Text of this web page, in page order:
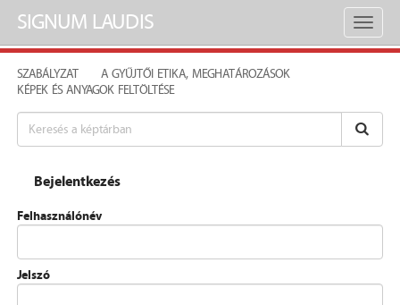
Toggle
SIGNUM LAUDIS
SZABÁLYZAT
A GYŰJTŐI ETIKA, MEGHATÁROZÁSOK
KÉPEK ÉS ANYAGOK FELTÖLTÉSE
Bejelentkezés
Felhasználónév
Jelszó